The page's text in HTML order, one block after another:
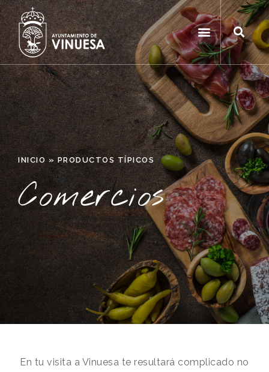
INICIO» PRODUCTOS TÍPICOS
Comercios
En tu visita a Vinuesa te resultará complicado no